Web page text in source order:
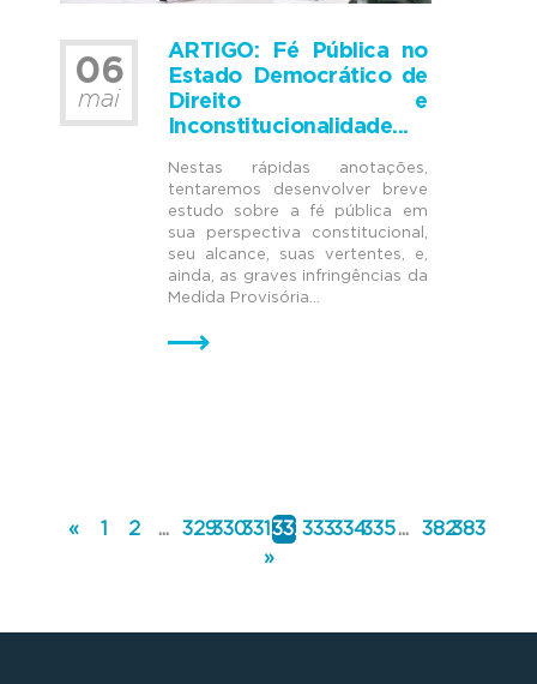
06
mai
ARTIGO: Fé Pública no
Estado Democrático de
Direito e
Inconstitucionalidade...
Nestas rápidas anotações,
tentaremos desenvolver breve
estudo sobre a fé pública em
sua perspectiva constitucional,
seu alcance, suas vertentes, e,
ainda, as graves infringências da
Medida Provisória...
« 1 2 ... 329330331 332333334335... 382383
»